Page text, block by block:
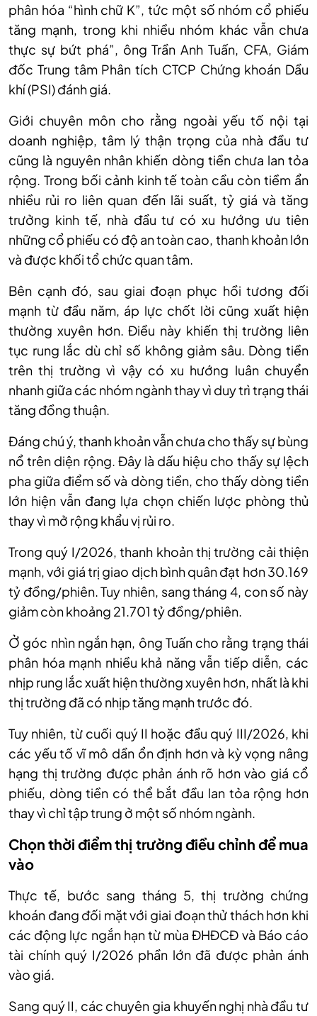
phân hóa “hình chữ K”, tức một số nhóm cổ phiếu
tăng mạnh, trong khi nhiều nhóm khác vẫn chưa
thực sự bứt phá”, ông Trần Anh Tuấn, CFA, Giám
đốc Trung tâm Phân tích CTCP Chứng khoán Dầu
khí (PSI) đánhgiá.
Giới chuyên môn cho rằng ngoài yếu tố nội tại
doanh nghiệp, tâm lý thận trọng của nhà đầu tư
cũng là nguyên nhân khiến dòng tiền chưa lan tỏa
rộng. Trong bối cảnh kinh tế toàn cầu còn tiềm ẩn
nhiều rủi ro liên quan đến lãi suất, tỷ giá và tăng
trưởng kinh tế, nhà đầu tư có xu hướng ưu tiên
những cổ phiếu có độ an toàn cao, thanh khoản lớn
và được khối tổ chức quan tâm.
Bên cạnh đó, sau giai đoạn phục hồi tương đối
mạnh từ đầu năm, áp lực chốt lời cũng xuất hiện
thường xuyên hơn. Điều này khiến thị trường liên
tục rung lắc dù chỉ số không giảm sâu. Dòng tiền
trên thị trường vì vậy có xu hướng luân chuyển
nhanh giữa các nhóm ngành thay vì duy trì trạng thái
tăng đồng thuận.
Đáng chú ý, thanh khoản vẫn chưa cho thấy sự bùng
nổ trên diện rộng. Đây là dấu hiệu cho thấy sự lệch
pha giữa điểm số và dòng tiền, cho thấy dòng tiền
lớn hiện vẫn đang lựa chọn chiến lược phòng thủ
thay vì mở rộng khẩu vị rủi ro.
Trong quý I/2026, thanh khoản thị trường cải thiện
mạnh, với giá trị giao dịch bình quân đạt hơn 30.169
tỷ đồng/phiên. Tuy nhiên, sang tháng 4, con số này
giảm còn khoảng 21.701 tỷ đồng/phiên.
Ở góc nhìn ngắn hạn, ông Tuấn cho rằng trạng thái
phân hóa mạnh nhiều khả năng vẫn tiếp diễn, các
nhịp rung lắc xuất hiện thường xuyên hơn, nhất là khi
thị trường đã có nhịp tăng mạnh trước đó.
Tuy nhiên, từ cuối quý II hoặc đầu quý III/2026, khi
các yếu tố vĩ mô dần ổn định hơn và kỳ vọng nâng
hạng thị trường được phản ánh rõ hơn vào giá cổ
phiếu, dòng tiền có thể bắt đầu lan tỏa rộng hơn
thay vì chỉ tập trung ở một số nhóm ngành.
Chọn thời điểm thị trường điều chỉnh để mua
vào
Thực tế, bước sang tháng 5,thị trường chứng
khoán đang đối mặt với giai đoạn thử thách hơn khi
các động lực ngắn hạn từ mùa ĐHĐCĐ và Báo cáo
tài chính quý I/2026 phần lớn đã được phản ánh
vào giá.
Sang quý II, các chuyên gia khuyến nghị nhà đầu tư